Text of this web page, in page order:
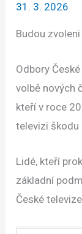
31. 3. 2026
Budou
Odbory
volbě nových
kteří v roce
televizi
Lidé, kteří
základní
České